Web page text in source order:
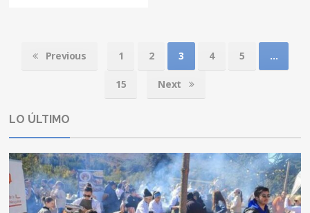
Previous 1 2 3 4 5 …
15 Next
LO ÚLTIMO